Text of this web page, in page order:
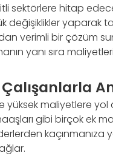
sektörlere hitap
yaparak
verimli bir çözüm
yanı sıra
yüksek maliyetlere
gibi birçok ek
kaçınmanıza